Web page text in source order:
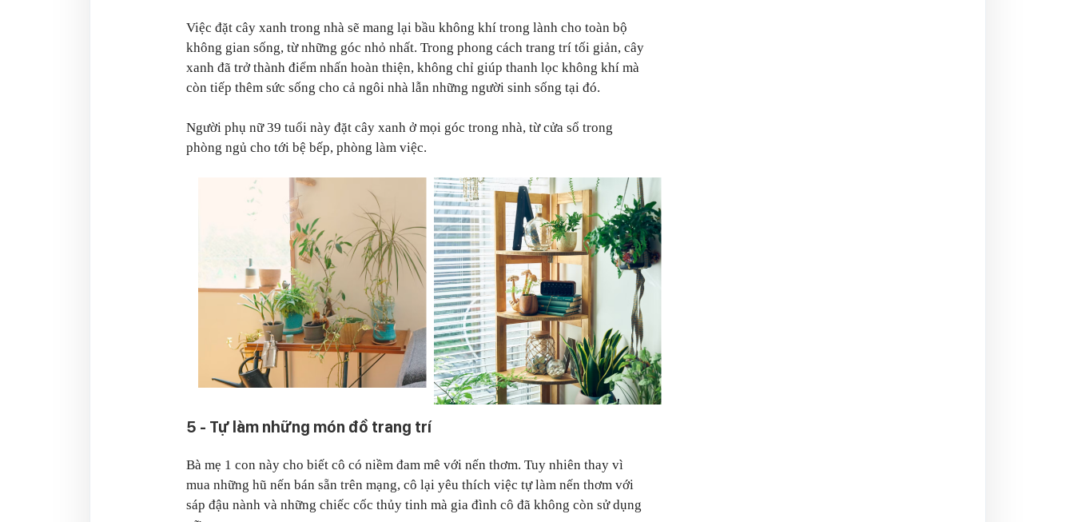
Việc đặt cây xanh trong nhà sẽ mang lại bầu không khí trong lành cho toàn bộ
không gian sống, từ những góc nhỏ nhất. Trong phong cách trang trí tối giản, cây
xanh đã trở thành điểm nhấn hoàn thiện, không chỉ giúp thanh lọc không khí mà
còn tiếp thêm sức sống cho cả ngôi nhà lẫn những người sinh sống tại đó.
Người phụ nữ 39 tuổi này đặt cây xanh ở mọi góc trong nhà, từ cửa sổ trong
phòng ngủ cho tới bệ bếp, phòng làm việc.
5 - Tự làm những món đồ trang trí
Bà mẹ 1 con này cho biết cô có niềm đam mê với nến thơm. Tuy nhiên thay vì
mua những hũ nến bán sẵn trên mạng, cô lại yêu thích việc tự làm nến thơm với
sáp đậu nành và những chiếc cốc thủy tinh mà gia đình cô đã không còn sử dụng